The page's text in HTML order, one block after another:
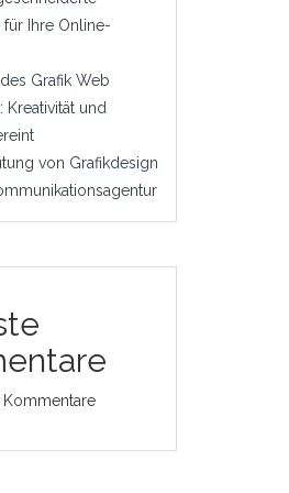
für Ihre Online-
Grafik Web
Kreativität und
von Grafikdesign
Kommentare